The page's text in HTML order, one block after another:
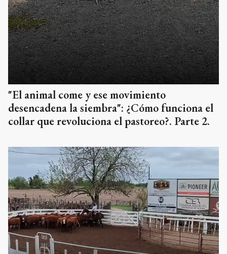
"El animal come y ese movimiento
desencadena la siembra": ¿Cómo funciona el
collar que revoluciona el pastoreo?. Parte 2.